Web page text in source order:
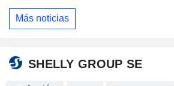
Más noticias
SHELLY GROUP SE